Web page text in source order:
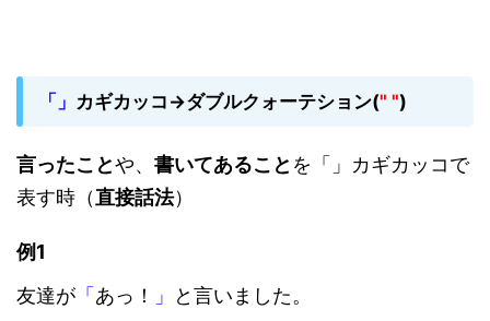
「」 カギカッコ→ダブルクォーテション(" ")
言ったことや、 書いてあること を「」カギカッコで
表す時 （直接話法）
例1
友達が 「あっ！ 」 と言いました。